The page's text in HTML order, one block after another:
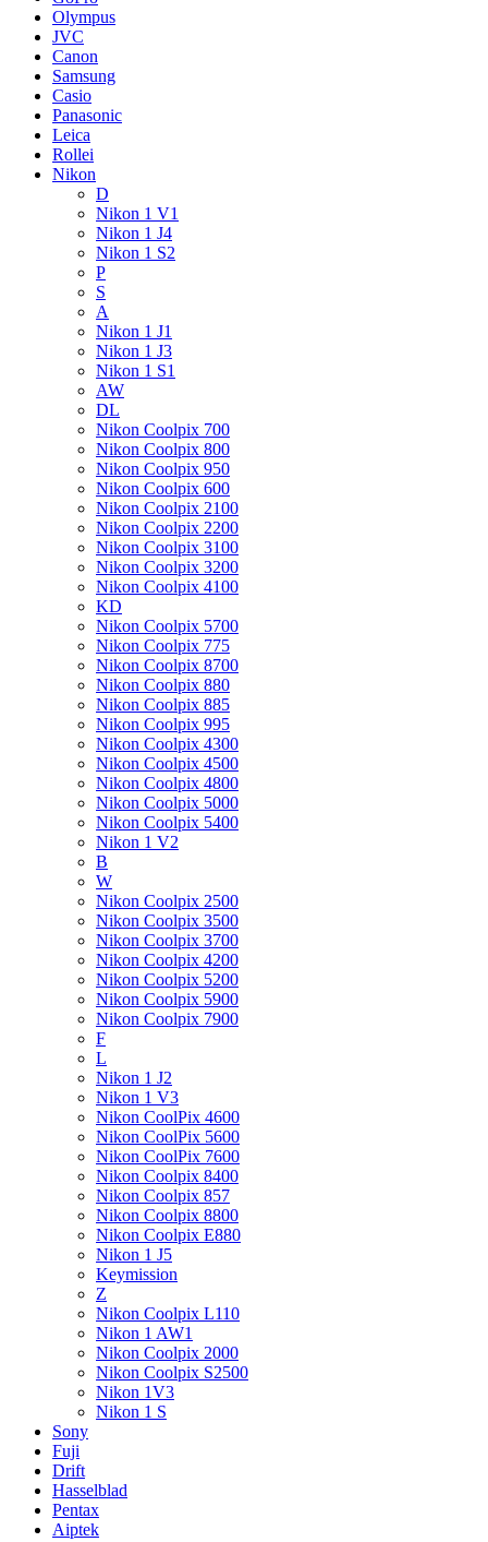
Olympus
JVC
Canon
Samsung
Casio
Panasonic
Leica
Rollei
Nikon
D
Nikon 1 V1
Nikon 1 J4
Nikon 1 S2
P
S
A
Nikon 1 J1
Nikon 1 J3
Nikon 1 S1
AW
DL
Nikon Coolpix 700
Nikon Coolpix 800
Nikon Coolpix 950
Nikon Coolpix 600
Nikon Coolpix 2100
Nikon Coolpix 2200
Nikon Coolpix 3100
Nikon Coolpix 3200
Nikon Coolpix 4100
KD
Nikon Coolpix 5700
Nikon Coolpix 775
Nikon Coolpix 8700
Nikon Coolpix 880
Nikon Coolpix 885
Nikon Coolpix 995
Nikon Coolpix 4300
Nikon Coolpix 4500
Nikon Coolpix 4800
Nikon Coolpix 5000
Nikon Coolpix 5400
Nikon 1 V2
B
W
Nikon Coolpix 2500
Nikon Coolpix 3500
Nikon Coolpix 3700
Nikon Coolpix 4200
Nikon Coolpix 5200
Nikon Coolpix 5900
Nikon Coolpix 7900
F
L
Nikon 1 J2
Nikon 1 V3
Nikon CoolPix 4600
Nikon CoolPix 5600
Nikon CoolPix 7600
Nikon Coolpix 8400
Nikon Coolpix 857
Nikon Coolpix 8800
Nikon Coolpix E880
Nikon 1 J5
Keymission
Z
Nikon Coolpix L110
Nikon 1 AW1
Nikon Coolpix 2000
Nikon Coolpix S2500
Nikon 1V3
Nikon 1 S
Sony
Fuji
Drift
Hasselblad
Pentax
Aiptek